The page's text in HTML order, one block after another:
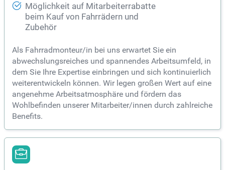
Möglichkeit auf Mitarbeiterrabatte
beim Kauf von Fahrrädern und
Zubehör
Als Fahrradmonteur/in bei uns erwartet Sie ein
abwechslungsreiches und spannendes Arbeitsumfeld, in
dem Sie Ihre Expertise einbringen und sich kontinuierlich
weiterentwickeln können. Wir legen großen Wert auf eine
angenehme Arbeitsatmosphäre und fördern das
Wohlbefinden unserer Mitarbeiter/innen durch zahlreiche
Benefits.